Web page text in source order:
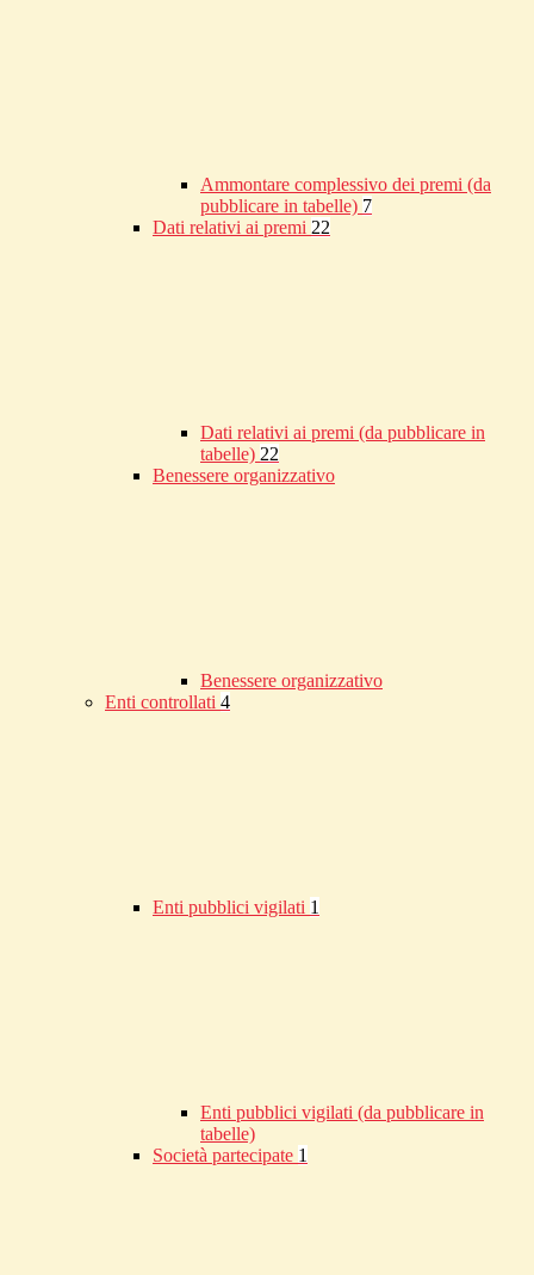
Ammontare complessivo dei premi (da
pubblicare in tabelle) 7
Dati relativi ai premi 22
Dati relativi ai premi (da pubblicare in
tabelle) 22
Benessere organizzativo
Benessere organizzativo
Enti controllati 4
Enti pubblici vigilati 1
Enti pubblici vigilati (da pubblicare in
tabelle)
Società partecipate 1